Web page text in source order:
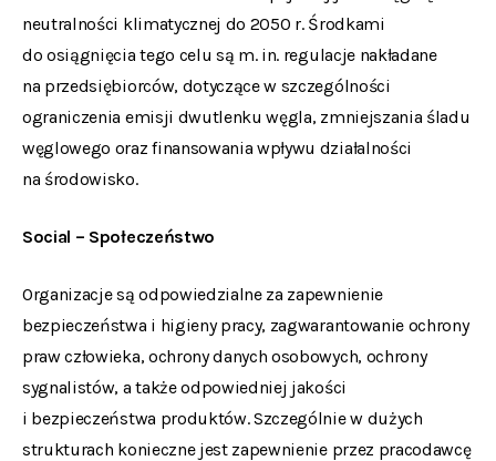
neutralności klimatycznej do 2050 r. Środkami
do osiągnięcia tego celu są m. in. regulacje nakładane
na przedsiębiorców, dotyczące w szczególności
ograniczenia emisji dwutlenku węgla, zmniejszania śladu
węglowego oraz finansowania wpływu działalności
na środowisko.
Social – Społeczeństwo
Organizacje są odpowiedzialne za zapewnienie
bezpieczeństwa i higieny pracy, zagwarantowanie ochrony
praw człowieka, ochrony danych osobowych, ochrony
sygnalistów, a także odpowiedniej jakości
i bezpieczeństwa produktów. Szczególnie w dużych
strukturach konieczne jest zapewnienie przez pracodawcę